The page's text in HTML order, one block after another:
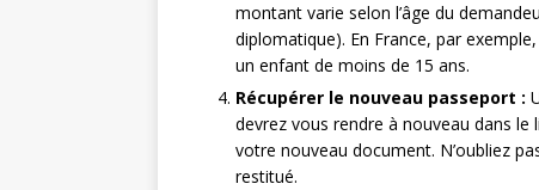
montant varie selon l’âge du
diplomatique). En France, par
un enfant de moins de 15 ans.
Récupérer le nouveau passeport :
devrez vous rendre à nouveau dans
votre nouveau document. N’oubliez
restitué.